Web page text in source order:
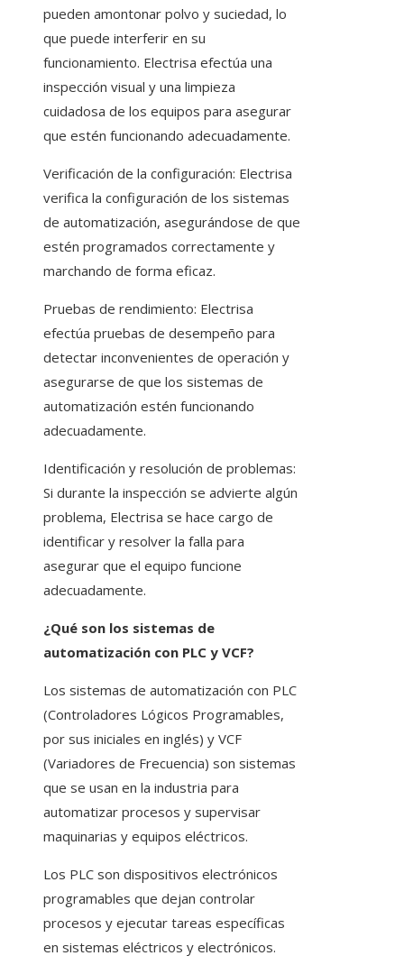
pueden amontonar polvo y suciedad, lo
que puede interferir en su
funcionamiento. Electrisa efectúa una
inspección visual y una limpieza
cuidadosa de los equipos para asegurar
que estén funcionando adecuadamente.
Verificación de la configuración: Electrisa
verifica la configuración de los sistemas
de automatización, asegurándose de que
estén programados correctamente y
marchando de forma eficaz.
Pruebas de rendimiento: Electrisa
efectúa pruebas de desempeño para
detectar inconvenientes de operación y
asegurarse de que los sistemas de
automatización estén funcionando
adecuadamente.
Identificación y resolución de problemas:
Si durante la inspección se advierte algún
problema, Electrisa se hace cargo de
identificar y resolver la falla para
asegurar que el equipo funcione
adecuadamente.
¿Qué son los sistemas de
automatización con PLC y VCF?
Los sistemas de automatización con PLC
(Controladores Lógicos Programables,
por sus iniciales en inglés) y VCF
(Variadores de Frecuencia) son sistemas
que se usan en la industria para
automatizar procesos y supervisar
maquinarias y equipos eléctricos.
Los PLC son dispositivos electrónicos
programables que dejan controlar
procesos y ejecutar tareas específicas
en sistemas eléctricos y electrónicos.